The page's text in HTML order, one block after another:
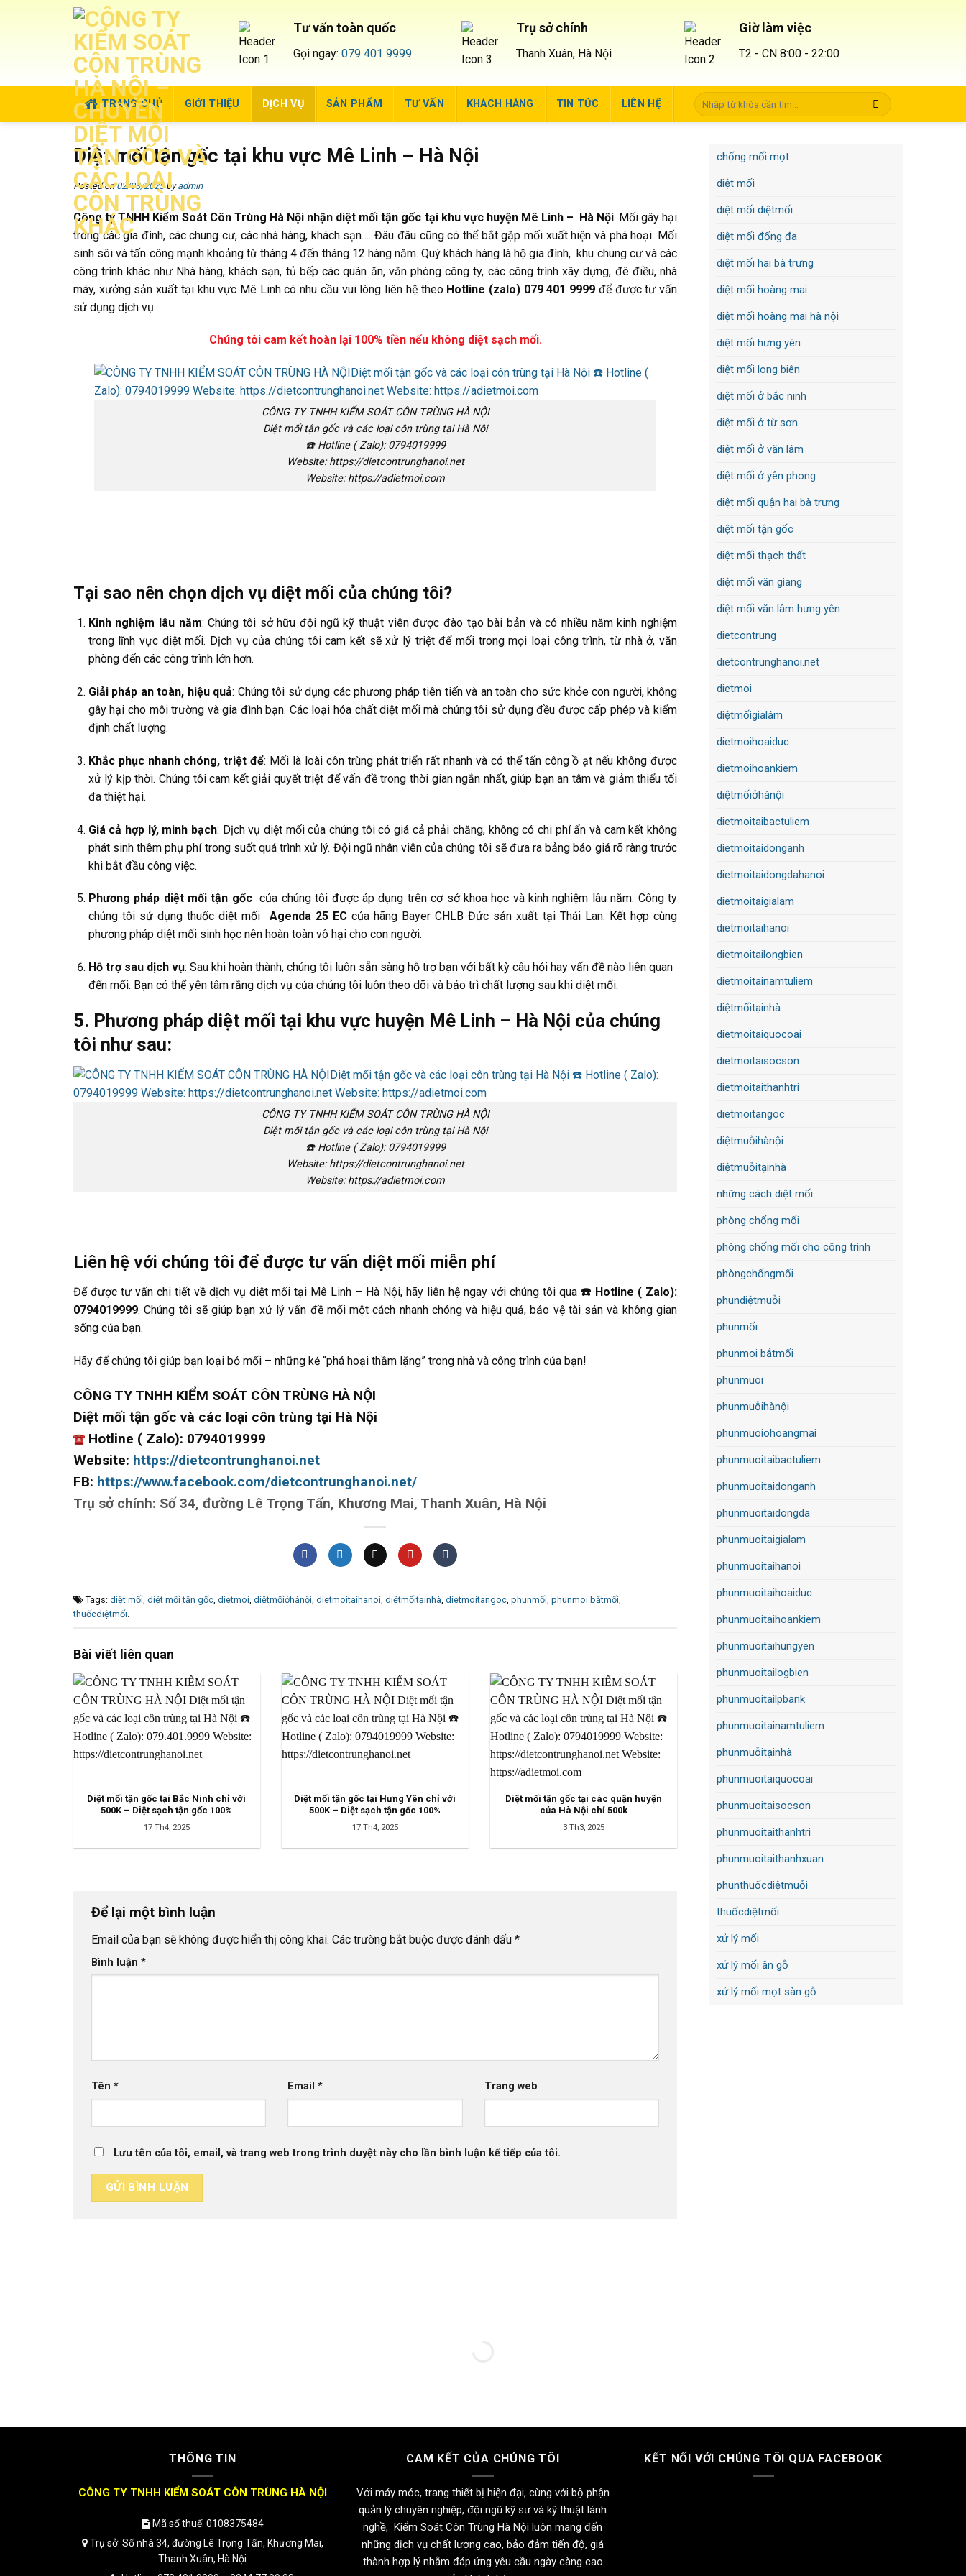
Tư vấn toàn quốc
Gọi ngay: 079 401 9999
Trụ sở chính
Thanh Xuân, Hà Nội
Giờ làm việc
T2 - CN 8:00 - 22:00
TRANG CHỦ GIỚI THIỆU DỊCH VỤ SẢN PHẨM TƯ VẤN KHÁCH HÀNG TIN TỨC LIÊN HỆ
Diệt mối tận gốc tại khu vực Mê Linh – Hà Nội
Posted on02/03/2025byadmin
Công ty TNHH Kiểm Soát Côn Trùng Hà Nội nhận diệt mối tận gốc tại khu vực huyện Mê Linh – Hà Nội. Mối gây hại
trong các gia đình, các chung cư, các nhà hàng, khách sạn…. Đâu đâu cũng có thể bắt gặp mối xuất hiện và phá hoại. Mối
sinh sôi và tấn công mạnh khoảng từ tháng 4 đến tháng 12 hàng năm. Quý khách hàng là hộ gia đình, khu chung cư và các
công trình khác như Nhà hàng, khách sạn, tủ bếp các quán ăn, văn phòng công ty, các công trình xây dựng, đê điều, nhà
máy, xưởng sản xuất tại khu vực Mê Linh có nhu cầu vui lòng liên hệ theo Hotline (zalo) 079 401 9999 để được tư vấn
sử dụng dịch vụ.
Chúng tôi cam kết hoàn lại 100% tiền nếu không diệt sạch mối.
CÔNG TY TNHH KIỂM SOÁT CÔN TRÙNG HÀ NỘI
Diệt mối tận gốc và các loại côn trùng tại Hà Nội
☎️ Hotline ( Zalo): 0794019999
Website: https://dietcontrunghanoi.net
Website: https://adietmoi.com
Tại sao nên chọn dịch vụ diệt mối của chúng tôi?
Kinh nghiệm lâu năm: Chúng tôi sở hữu đội ngũ kỹ thuật viên được đào tạo bài bản và có nhiều năm kinh nghiệm
trong lĩnh vực diệt mối. Dịch vụ của chúng tôi cam kết sẽ xử lý triệt để mối trong mọi loại công trình, từ nhà ở, văn
phòng đến các công trình lớn hơn.
Giải pháp an toàn, hiệu quả: Chúng tôi sử dụng các phương pháp tiên tiến và an toàn cho sức khỏe con người, không
gây hại cho môi trường và gia đình bạn. Các loại hóa chất diệt mối mà chúng tôi sử dụng đều được cấp phép và kiểm
định chất lượng.
Khắc phục nhanh chóng, triệt để: Mối là loài côn trùng phát triển rất nhanh và có thể tấn công ồ ạt nếu không được
xử lý kịp thời. Chúng tôi cam kết giải quyết triệt để vấn đề trong thời gian ngắn nhất, giúp bạn an tâm và giảm thiểu tối
đa thiệt hại.
Giá cả hợp lý, minh bạch: Dịch vụ diệt mối của chúng tôi có giá cả phải chăng, không có chi phí ẩn và cam kết không
phát sinh thêm phụ phí trong suốt quá trình xử lý. Đội ngũ nhân viên của chúng tôi sẽ đưa ra bảng báo giá rõ ràng trước
khi bắt đầu công việc.
Phương pháp diệt mối tận gốccủa chúng tôi được áp dụng trên cơ sở khoa học và kinh nghiệm lâu năm. Công ty
chúng tôi sử dụng thuốc diệt mối Agenda 25 ECcủa hãng Bayer CHLB Đức sản xuất tại Thái Lan. Kết hợp cùng
phương pháp diệt mối sinh học nên hoàn toàn vô hại cho con người.
Hỗ trợ sau dịch vụ: Sau khi hoàn thành, chúng tôi luôn sẵn sàng hỗ trợ bạn với bất kỳ câu hỏi hay vấn đề nào liên quan
đến mối. Bạn có thể yên tâm rằng dịch vụ của chúng tôi luôn theo dõi và bảo trì chất lượng sau khi diệt mối.
5. Phương pháp diệt mối tại khu vực huyện Mê Linh – Hà Nội của chúng
tôi như sau:
CÔNG TY TNHH KIỂM SOÁT CÔN TRÙNG HÀ NỘI
Diệt mối tận gốc và các loại côn trùng tại Hà Nội
☎️ Hotline ( Zalo): 0794019999
Website: https://dietcontrunghanoi.net
Website: https://adietmoi.com
Liên hệ với chúng tôi để được tư vấn diệt mối miễn phí
Để được tư vấn chi tiết về dịch vụ diệt mối tại Mê Linh – Hà Nội, hãy liên hệ ngay với chúng tôi qua ☎️ Hotline ( Zalo):
0794019999. Chúng tôi sẽ giúp bạn xử lý vấn đề mối một cách nhanh chóng và hiệu quả, bảo vệ tài sản và không gian
sống của bạn.
Hãy để chúng tôi giúp bạn loại bỏ mối – những kẻ “phá hoại thầm lặng” trong nhà và công trình của bạn!
CÔNG TY TNHH KIỂM SOÁT CÔN TRÙNG HÀ NỘI
Diệt mối tận gốc và các loại côn trùng tại Hà Nội
Hotline ( Zalo): 0794019999
Website: https://dietcontrunghanoi.net
FB: https://www.facebook.com/dietcontrunghanoi.net/
Trụ sở chính: Số 34, đường Lê Trọng Tấn, Khương Mai, Thanh Xuân, Hà Nội
Tags: diệt mối, diệt mối tận gốc, dietmoi, diệtmốiởhànội, dietmoitaihanoi, diệtmốitạinhà, dietmoitangoc, phunmối, phunmoi bắtmối,
thuốcdiệtmối.
Bài viết liên quan
Diệt mối tận gốc tại Bắc Ninh chỉ với
500K – Diệt sạch tận gốc 100%
17 Th4, 2025
Diệt mối tận gốc tại Hưng Yên chỉ với
500K – Diệt sạch tận gốc 100%
17 Th4, 2025
Diệt mối tận gốc tại các quận huyện
của Hà Nội chỉ 500k
3 Th3, 2025
Để lại một bình luận
Email của bạn sẽ không được hiển thị công khai. Các trường bắt buộc được đánh dấu *
Bình luận *
Tên * Email* Trang web
Lưu tên của tôi, email, và trang web trong trình duyệt này cho lần bình luận kế tiếp của tôi.
chống mối mọt
diệt mối
diệt mối diệtmối
diệt mối đống đa
diệt mối hai bà trưng
diệt mối hoàng mai
diệt mối hoàng mai hà nội
diệt mối hưng yên
diệt mối long biên
diệt mối ở bắc ninh
diệt mối ở từ sơn
diệt mối ở văn lâm
diệt mối ở yên phong
diệt mối quận hai bà trưng
diệt mối tận gốc
diệt mối thạch thất
diệt mối văn giang
diệt mối văn lâm hưng yên
dietcontrung
dietcontrunghanoi.net
dietmoi
diệtmốigialâm
dietmoihoaiduc
dietmoihoankiem
diệtmốiởhànội
dietmoitaibactuliem
dietmoitaidonganh
dietmoitaidongdahanoi
dietmoitaigialam
dietmoitaihanoi
dietmoitailongbien
dietmoitainamtuliem
diệtmốitạinhà
dietmoitaiquocoai
dietmoitaisocson
dietmoitaithanhtri
dietmoitangoc
diệtmuỗihànội
diệtmuỗitạinhà
những cách diệt mối
phòng chống mối
phòng chống mối cho công trình
phòngchốngmối
phundiệtmuỗi
phunmối
phunmoi bắtmối
phunmuoi
phunmuỗihànội
phunmuoiohoangmai
phunmuoitaibactuliem
phunmuoitaidonganh
phunmuoitaidongda
phunmuoitaigialam
phunmuoitaihanoi
phunmuoitaihoaiduc
phunmuoitaihoankiem
phunmuoitaihungyen
phunmuoitailogbien
phunmuoitailpbank
phunmuoitainamtuliem
phunmuỗitạinhà
phunmuoitaiquocoai
phunmuoitaisocson
phunmuoitaithanhtri
phunmuoitaithanhxuan
phunthuốcdiệtmuỗi
thuốcdiệtmối
xử lý mối
xử lý mối ăn gỗ
xử lý mối mọt sàn gỗ
THÔNG TIN
CÔNG TY TNHH KIỂM SOÁT CÔN TRÙNG HÀ NỘI
Mã số thuế: 0108375484
Trụ sở: Số nhà 34, đường Lê Trọng Tấn, Khương Mai,
Thanh Xuân, Hà Nội
CAM KẾT CỦA CHÚNG TÔI
Với máy móc, trang thiết bị hiện đại, cùng với bộ phận
quản lý chuyên nghiệp, đội ngũ kỹ sư và kỹ thuật lành
nghề, Kiểm Soát Côn Trùng Hà Nội luôn mang đến
những dịch vụ chất lượng cao, bảo đảm tiến độ, giá
thành hợp lý nhằm đáp ứng yêu cầu ngày càng cao
KẾT NỐI VỚI CHÚNG TÔI QUA FACEBOOK